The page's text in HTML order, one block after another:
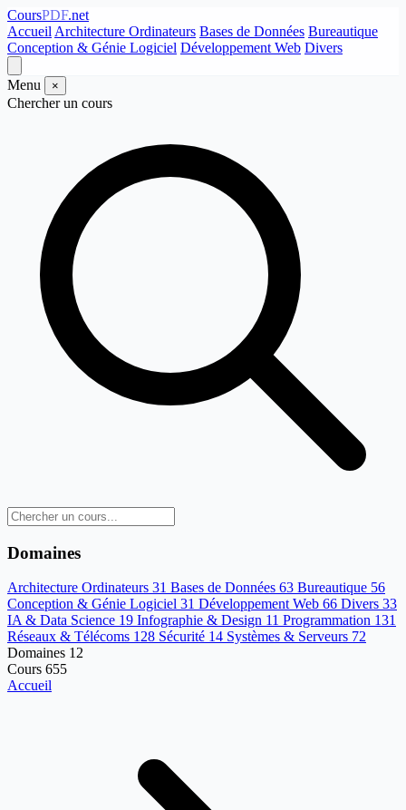
CoursPDF.net
Accueil Architecture Ordinateurs Bases de Données Bureautique
Conception & Génie Logiciel Développement Web Divers
Menu ×
Chercher un cours
Domaines
Architecture Ordinateurs 31 Bases de Données 63 Bureautique 56
Conception & Génie Logiciel 31 Développement Web 66 Divers 33
IA & Data Science 19 Infographie & Design 11 Programmation 131
Réseaux & Télécoms 128 Sécurité 14 Systèmes & Serveurs 72
Domaines 12
Cours 655
Accueil